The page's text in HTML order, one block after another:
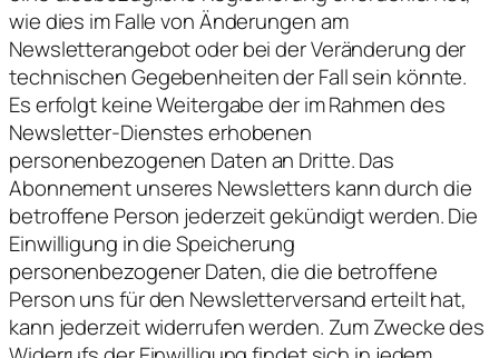
wie dies im Falle von Änderungen am
Newsletterangebot oder bei der Veränderung der
technischen Gegebenheiten der Fall sein könnte.
Es erfolgt keine Weitergabe der im Rahmen des
Newsletter-Dienstes erhobenen
personenbezogenen Daten an Dritte. Das
Abonnement unseres Newsletters kann durch die
betroffene Person jederzeit gekündigt werden. Die
Einwilligung in die Speicherung
personenbezogener Daten, die die betroffene
Person uns für den Newsletterversand erteilt hat,
kann jederzeit widerrufen werden. Zum Zwecke des